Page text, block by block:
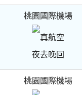
桃園國際機場
真航空
夜去晚回
桃園國際機場